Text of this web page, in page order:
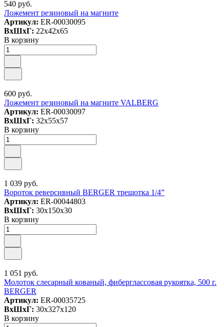
540 руб.
Ложемент резиновый на магните
Артикул: ER-00030095
ВxШxГ: 22x42x65
В корзину
600 руб.
Ложемент резиновый на магните VALBERG
Артикул: ER-00030097
ВxШxГ: 32x55x57
В корзину
1 039 руб.
Вороток реверсивный BERGER трещотка 1/4”
Артикул: ER-00044803
ВxШxГ: 30x150x30
В корзину
1 051 руб.
Молоток слесарный кованый, фиберглассовая рукоятка, 500 г.
BERGER
Артикул: ER-00035725
ВxШxГ: 30x327x120
В корзину